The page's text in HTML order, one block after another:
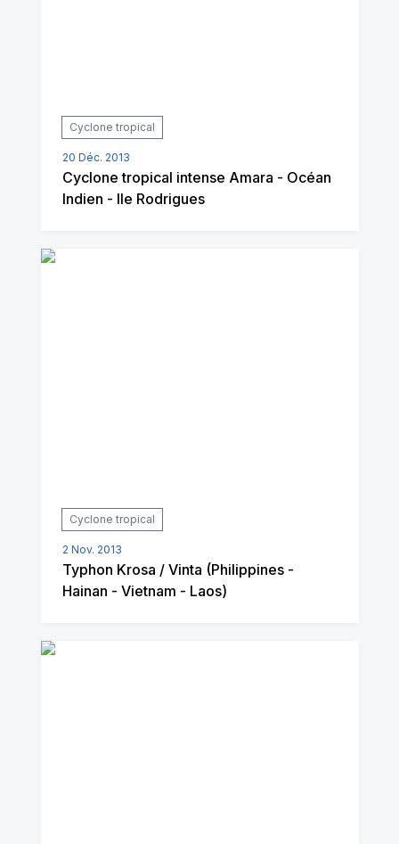
Cyclone tropical
20 Déc. 2013
Cyclone tropical intense Amara - Océan
Indien - Ile Rodrigues
Cyclone tropical
2 Nov. 2013
Typhon Krosa / Vinta (Philippines -
Hainan - Vietnam - Laos)